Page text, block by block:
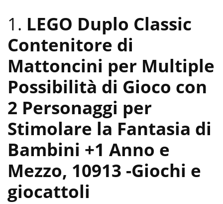
1. LEGO Duplo Classic
Contenitore di
Mattoncini per Multiple
Possibilità di Gioco con
2 Personaggi per
Stimolare la Fantasia di
Bambini +1 Anno e
Mezzo, 10913 -Giochi e
giocattoli